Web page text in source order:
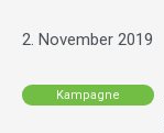
2. November 2019
Kampagne